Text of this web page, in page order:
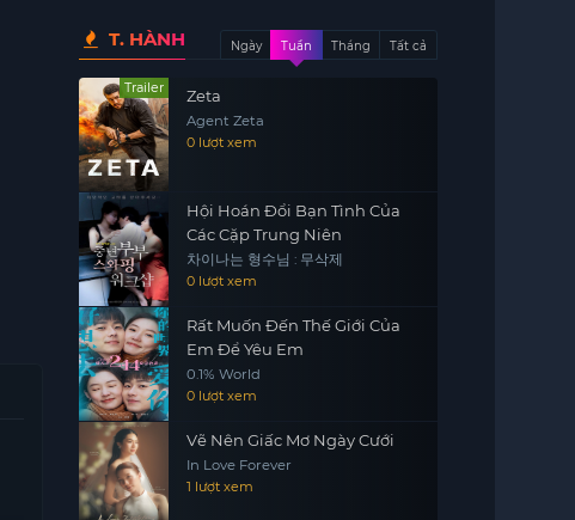
T. HÀNH Ngày Tuần Tháng Tất cả
Trailer Zeta
Agent Zeta
0 lượt xem
Hội Hoán Đổi Bạn Tình Của
Các Cặp Trung Niên
차이나는 형수님 : 무삭제
0 lượt xem
Rất Muốn Đến Thế Giới Của
Em Để Yêu Em
0.1% World
0 lượt xem
Vẽ Nên Giấc Mơ Ngày Cưới
In Love Forever
1 lượt xem